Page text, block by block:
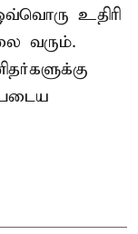
உதிரி
வரும்.